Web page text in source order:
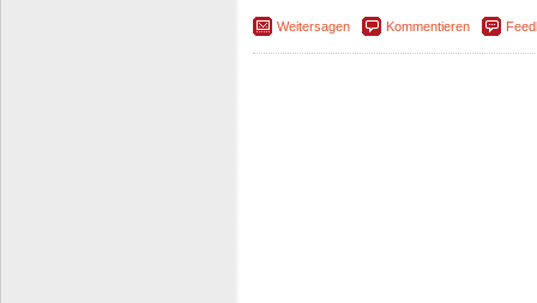
Weitersagen Kommentieren